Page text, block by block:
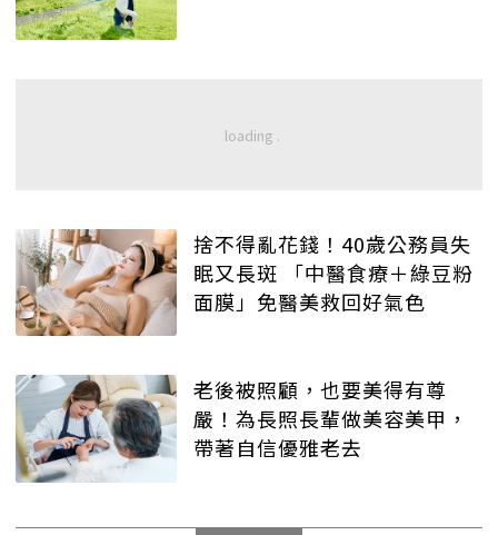
捨不得亂花錢！40歲公務員失
眠又長斑 「中醫食療＋綠豆粉
面膜」免醫美救回好氣色
老後被照顧，也要美得有尊
嚴！為長照長輩做美容美甲，
帶著自信優雅老去